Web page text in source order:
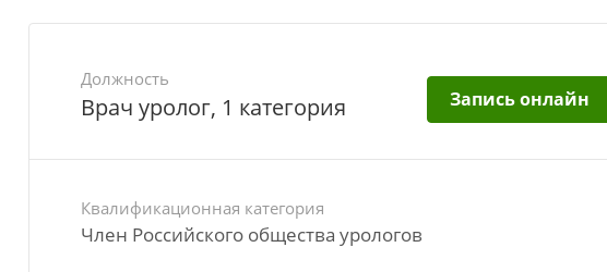
Должность
Врач уролог, 1 категория Запись онлайн
Квалификационная категория
Член Российского общества урологов